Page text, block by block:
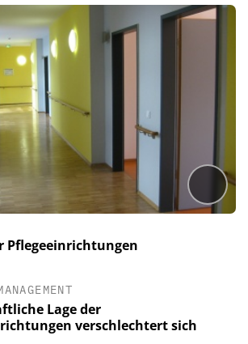
Pflegeeinrichtungen
Lage der
verschlechtert sich